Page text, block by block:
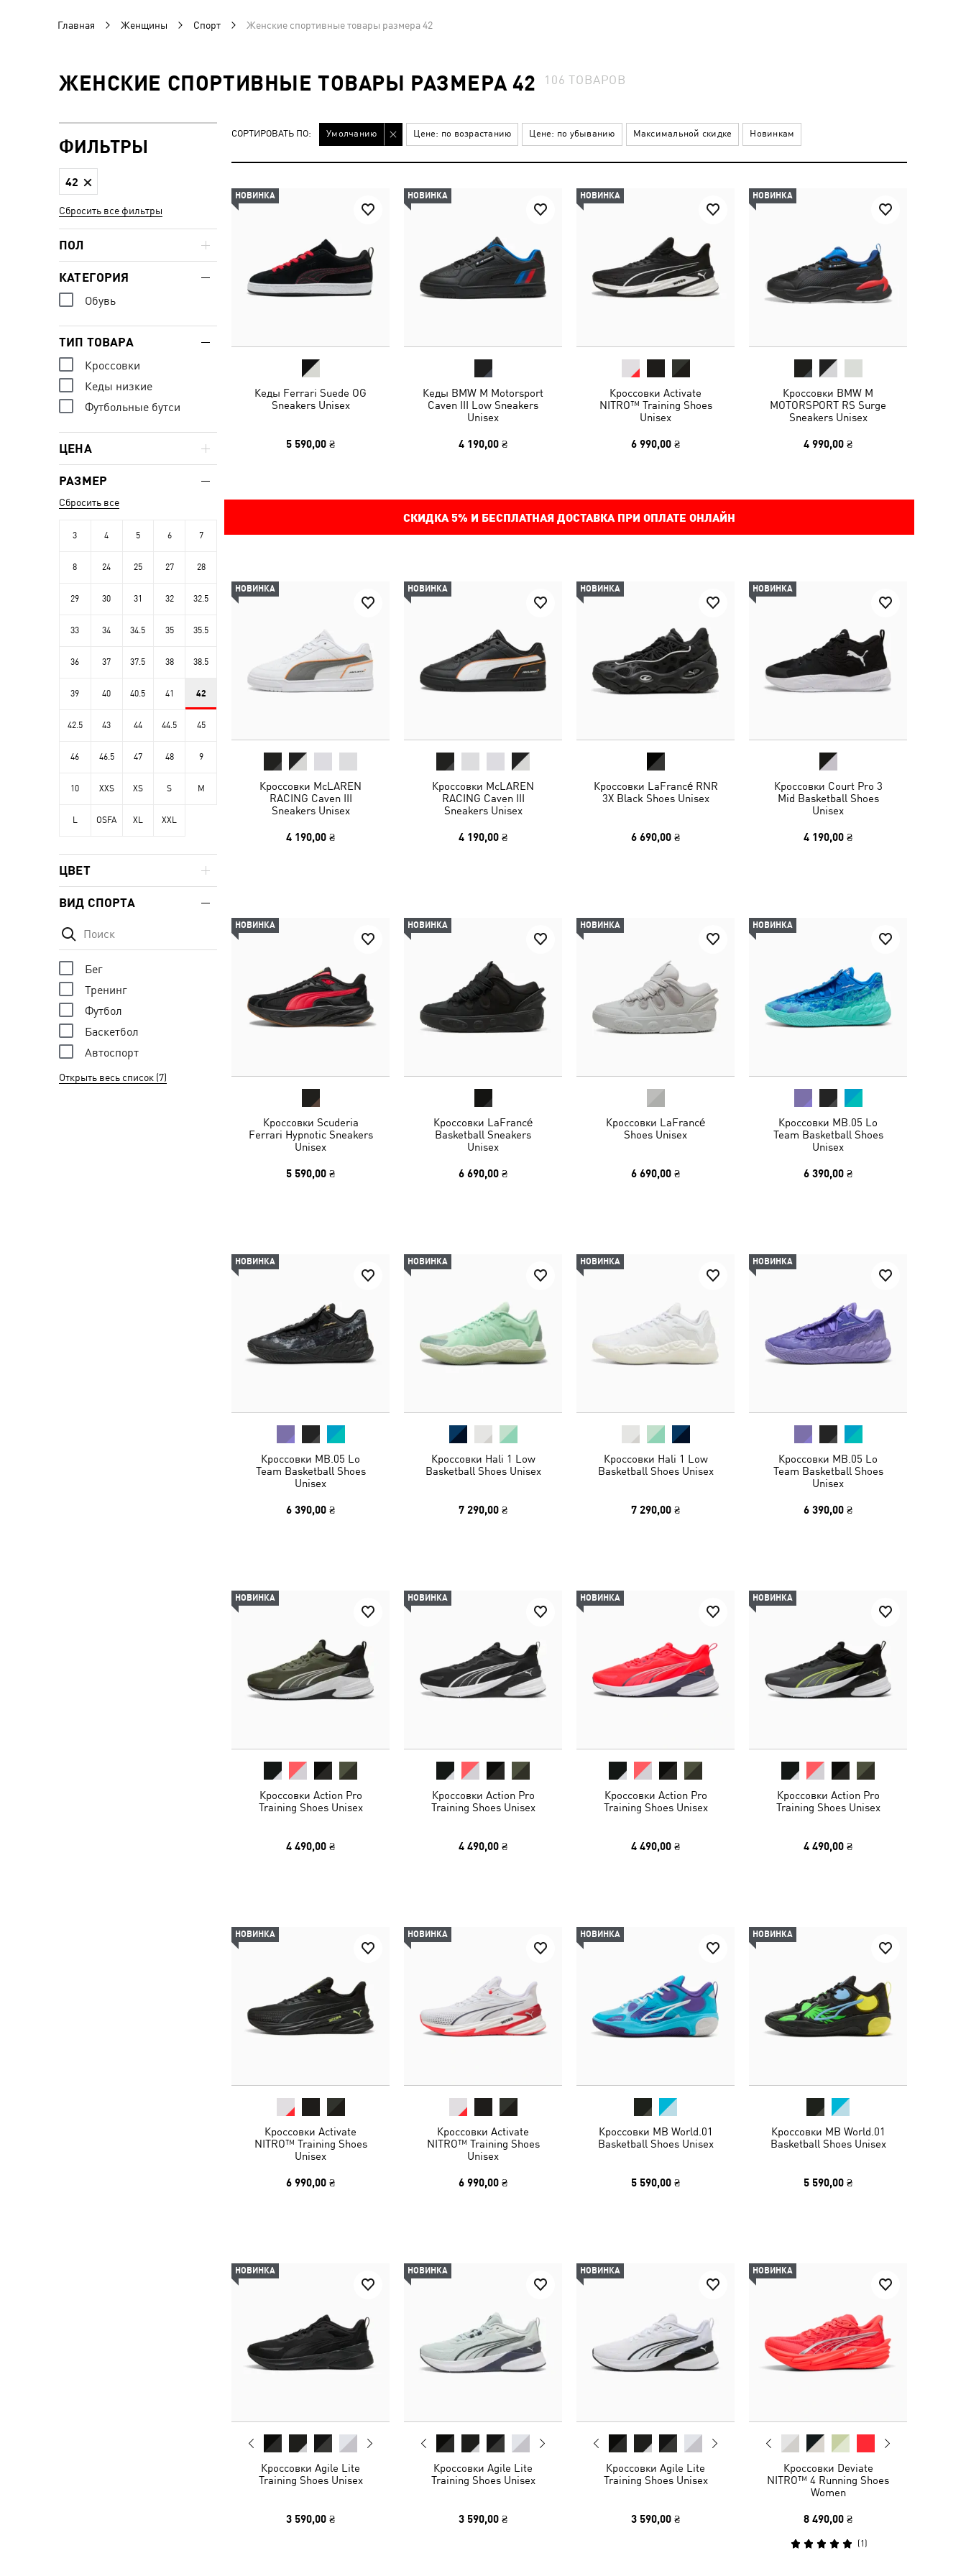
Главная Женщины Спорт Женские спортивные товары размера 42
ЖЕНСКИЕ СПОРТИВНЫЕ ТОВАРЫ РАЗМЕРА 42 106ТОВАРОВ
СОРТИРОВАТЬ ПО: Умолчанию Цене: по возрастанию Цене: по убыванию Максимальной скидке Новинкам
НОВИНКА
Кеды Ferrari Suede OG
Sneakers Unisex
5 590,00 ₴
НОВИНКА
Кеды BMW M Motorsport
Caven III Low Sneakers
Unisex
4 190,00 ₴
НОВИНКА
Кроссовки Activate
NITRO™ Training Shoes
Unisex
6 990,00 ₴
НОВИНКА
Кроссовки BMW M
MOTORSPORT RS Surge
Sneakers Unisex
4 990,00 ₴
СКИДКА 5% И БЕСПЛАТНАЯ ДОСТАВКА ПРИ ОПЛАТЕ ОНЛАЙН
НОВИНКА
Кроссовки McLAREN
RACING Caven III
Sneakers Unisex
4 190,00 ₴
НОВИНКА
Кроссовки McLAREN
RACING Caven III
Sneakers Unisex
4 190,00 ₴
НОВИНКА
Кроссовки LaFrancé RNR
3X Black Shoes Unisex
6 690,00 ₴
НОВИНКА
Кроссовки Court Pro 3
Mid Basketball Shoes
Unisex
4 190,00 ₴
НОВИНКА
Кроссовки Scuderia
Ferrari Hypnotic Sneakers
Unisex
5 590,00 ₴
НОВИНКА
Кроссовки LaFrancé
Basketball Sneakers
Unisex
6 690,00 ₴
НОВИНКА
Кроссовки LaFrancé
Shoes Unisex
6 690,00 ₴
НОВИНКА
Кроссовки MB.05 Lo
Team Basketball Shoes
Unisex
6 390,00 ₴
НОВИНКА
Кроссовки MB.05 Lo
Team Basketball Shoes
Unisex
6 390,00 ₴
НОВИНКА
Кроссовки Hali 1 Low
Basketball Shoes Unisex
7 290,00 ₴
НОВИНКА
Кроссовки Hali 1 Low
Basketball Shoes Unisex
7 290,00 ₴
НОВИНКА
Кроссовки MB.05 Lo
Team Basketball Shoes
Unisex
6 390,00 ₴
НОВИНКА
Кроссовки Action Pro
Training Shoes Unisex
4 490,00 ₴
НОВИНКА
Кроссовки Action Pro
Training Shoes Unisex
4 490,00 ₴
НОВИНКА
Кроссовки Action Pro
Training Shoes Unisex
4 490,00 ₴
НОВИНКА
Кроссовки Action Pro
Training Shoes Unisex
4 490,00 ₴
НОВИНКА
Кроссовки Activate
NITRO™ Training Shoes
Unisex
6 990,00 ₴
НОВИНКА
Кроссовки Activate
NITRO™ Training Shoes
Unisex
6 990,00 ₴
НОВИНКА
Кроссовки MB World.01
Basketball Shoes Unisex
5 590,00 ₴
НОВИНКА
Кроссовки MB World.01
Basketball Shoes Unisex
5 590,00 ₴
НОВИНКА
Кроссовки Agile Lite
Training Shoes Unisex
3 590,00 ₴
НОВИНКА
Кроссовки Agile Lite
Training Shoes Unisex
3 590,00 ₴
НОВИНКА
Кроссовки Agile Lite
Training Shoes Unisex
3 590,00 ₴
НОВИНКА
Кроссовки Deviate
NITRO™ 4 Running Shoes
Women
8 490,00 ₴
(1 )
ФИЛЬТРЫ
42
Сбросить все фильтры
ПОЛ
КАТЕГОРИЯ
Обувь
ТИП ТОВАРА
Кроссовки
Кеды низкие
Футбольные бутси
ЦЕНА
РАЗМЕР
Сбросить все
3 4 5 6 7
8 24 25 27 28
29 30 31 32 32.5
33 34 34.5 35 35.5
36 37 37.5 38 38.5
39 40 40.5 41 42
42.5 43 44 44.5 45
46 46.5 47 48 9
10 XXS XS S M
L OSFA XL XXL
ЦВЕТ
ВИД СПОРТА
Бег
Тренинг
Футбол
Баскетбол
Автоспорт
Открыть весь список (7)